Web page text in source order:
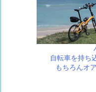
自転車を持ち
もちろんオ